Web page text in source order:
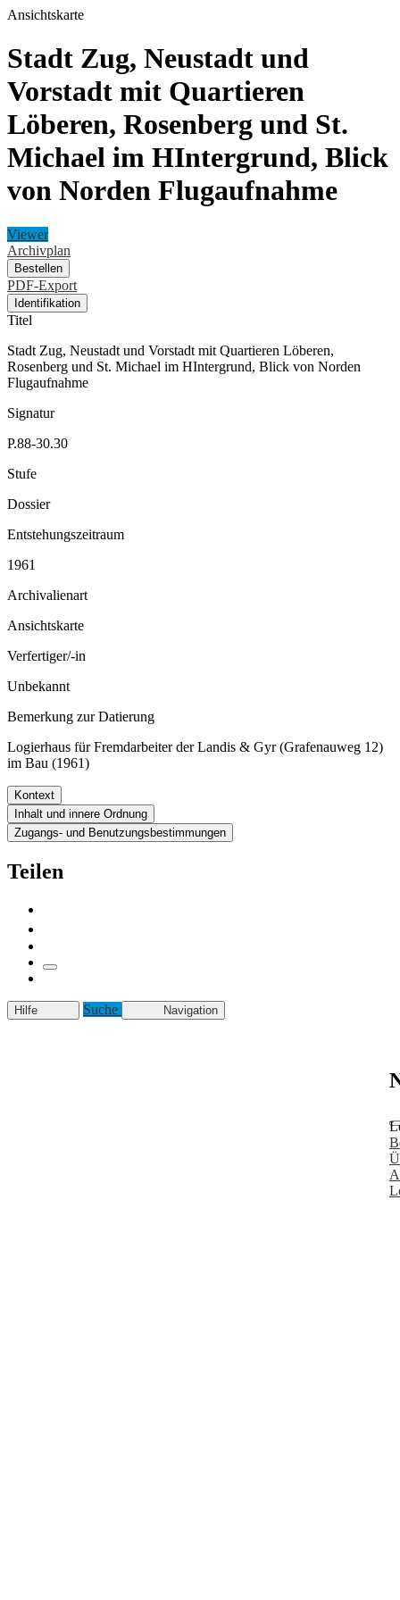
Ansichtskarte
Stadt Zug, Neustadt und
Vorstadt mit Quartieren
Löberen, Rosenberg und St.
Michael im HIntergrund, Blick
von Norden Flugaufnahme
Viewer
Archivplan
Bestellen
PDF-Export
Identifikation
Titel
Stadt Zug, Neustadt und Vorstadt mit Quartieren Löberen,
Rosenberg und St. Michael im HIntergrund, Blick von Norden
Flugaufnahme
Signatur
P.88-30.30
Stufe
Dossier
Entstehungszeitraum
1961
Archivalienart
Ansichtskarte
Verfertiger/-in
Unbekannt
Bemerkung zur Datierung
Logierhaus für Fremdarbeiter der Landis & Gyr (Grafenauweg 12)
im Bau (1961)
Kontext
Inhalt und innere Ordnung
Zugangs- und Benutzungsbestimmungen
Teilen
Hilfe Suche Navigation